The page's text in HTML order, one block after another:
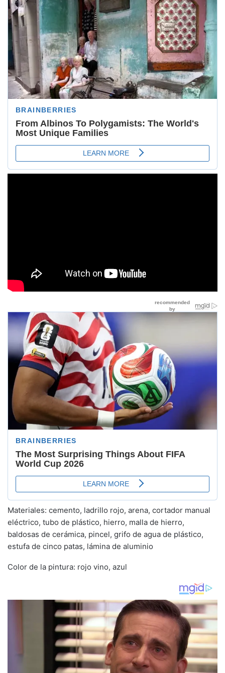
Materiales: cemento, ladrillo rojo, arena, cortador manual
eléctrico, tubo de plástico, hierro, malla de hierro,
baldosas de cerámica, pincel, grifo de agua de plástico,
estufa de cinco patas, lámina de aluminio
Color de la pintura: rojo vino, azul